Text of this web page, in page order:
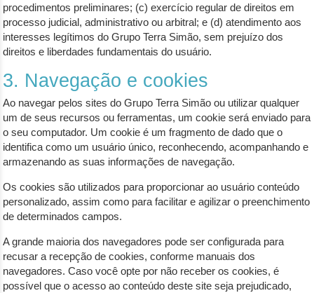
procedimentos preliminares; (c) exercício regular de direitos em
processo judicial, administrativo ou arbitral; e (d) atendimento aos
interesses legítimos do Grupo Terra Simão, sem prejuízo dos
direitos e liberdades fundamentais do usuário.
3. Navegação e cookies
Ao navegar pelos sites do Grupo Terra Simão ou utilizar qualquer
um de seus recursos ou ferramentas, um cookie será enviado para
o seu computador. Um cookie é um fragmento de dado que o
identifica como um usuário único, reconhecendo, acompanhando e
armazenando as suas informações de navegação.
Os cookies são utilizados para proporcionar ao usuário conteúdo
personalizado, assim como para facilitar e agilizar o preenchimento
de determinados campos.
A grande maioria dos navegadores pode ser configurada para
recusar a recepção de cookies, conforme manuais dos
navegadores. Caso você opte por não receber os cookies, é
possível que o acesso ao conteúdo deste site seja prejudicado,